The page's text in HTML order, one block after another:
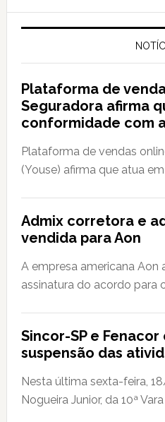
Plataforma de
Seguradora afirma
conformidade com
Plataforma de vendas
(Youse) afirma que atua em
Admix corretora e
vendida para Aon
A empresa americana Aon
assinatura do acordo para
Sincor-SP e
suspensão das
Nesta última sexta-feira,
Nogueira Junior, da 10ª Vara